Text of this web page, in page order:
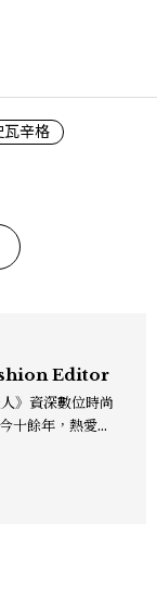
辛格
Editor
》資深數位時尚
十餘年，熱愛服
穿「這會紅」的
化成讀者真正用